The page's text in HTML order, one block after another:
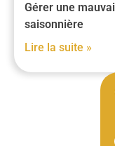
Gérer une
saisonnière
Lire la suite »